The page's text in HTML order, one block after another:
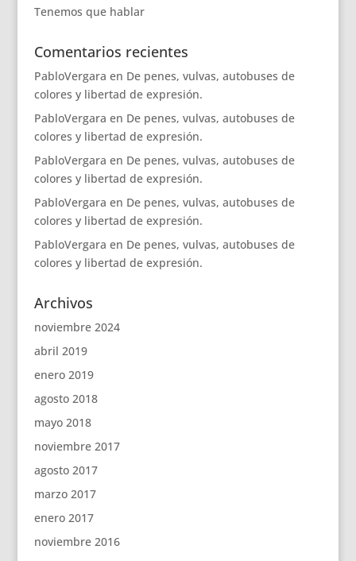
Tenemos que hablar
Comentarios recientes
PabloVergara en De penes, vulvas, autobuses de
colores y libertad de expresión.
PabloVergara en De penes, vulvas, autobuses de
colores y libertad de expresión.
PabloVergara en De penes, vulvas, autobuses de
colores y libertad de expresión.
PabloVergara en De penes, vulvas, autobuses de
colores y libertad de expresión.
PabloVergara en De penes, vulvas, autobuses de
colores y libertad de expresión.
Archivos
noviembre 2024
abril 2019
enero 2019
agosto 2018
mayo 2018
noviembre 2017
agosto 2017
marzo 2017
enero 2017
noviembre 2016